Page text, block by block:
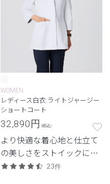
WOMEN
レディース白衣:ライトジャージー
ショートコート
32,890円 (税込)
より快適な着心地と仕立て
の美しさをストイックに追
求した、クラシコにしか生
23件